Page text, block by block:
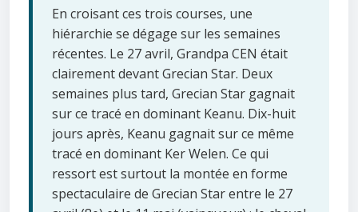
En croisant ces trois courses, une
hiérarchie se dégage sur les semaines
récentes. Le 27 avril, Grandpa CEN était
clairement devant Grecian Star. Deux
semaines plus tard, Grecian Star gagnait
sur ce tracé en dominant Keanu. Dix-huit
jours après, Keanu gagnait sur ce même
tracé en dominant Ker Welen. Ce qui
ressort est surtout la montée en forme
spectaculaire de Grecian Star entre le 27